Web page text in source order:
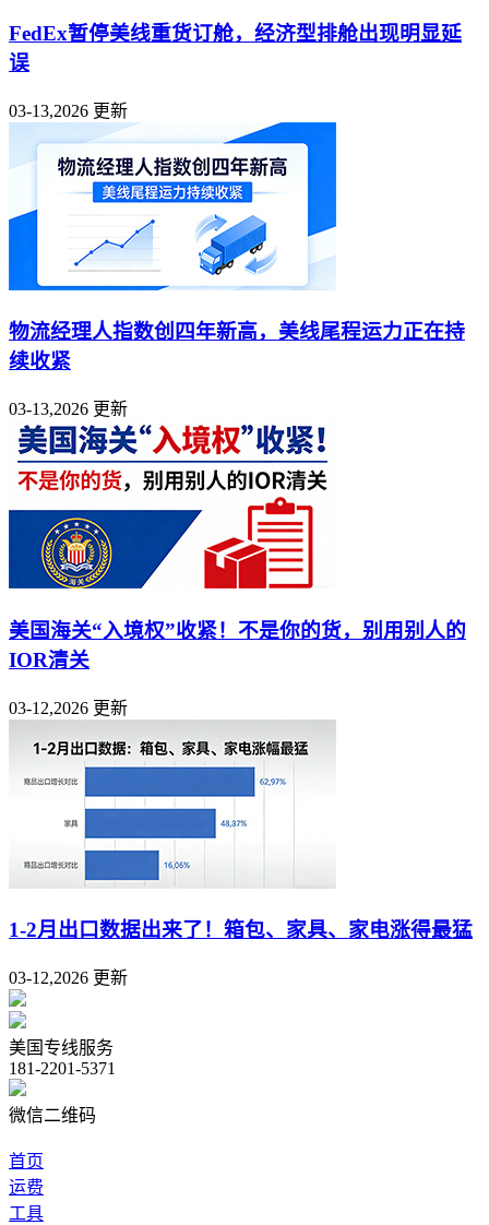
FedEx暂停美线重货订舱，经济型排舱出现明显延
误
03-13,2026 更新
物流经理人指数创四年新高，美线尾程运力正在持
续收紧
03-13,2026 更新
美国海关“入境权”收紧！不是你的货，别用别人的
IOR清关
03-12,2026 更新
1-2月出口数据出来了！箱包、家具、家电涨得最猛
03-12,2026 更新
美国专线服务
181-2201-5371
微信二维码
首页
运费
工具